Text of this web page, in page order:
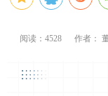
阅读：4528 作者：